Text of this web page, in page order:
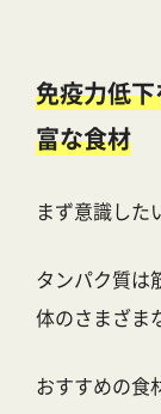
免疫力低
富な食材
まず意識した
タンパク質は
体のさまざま
おすすめの食